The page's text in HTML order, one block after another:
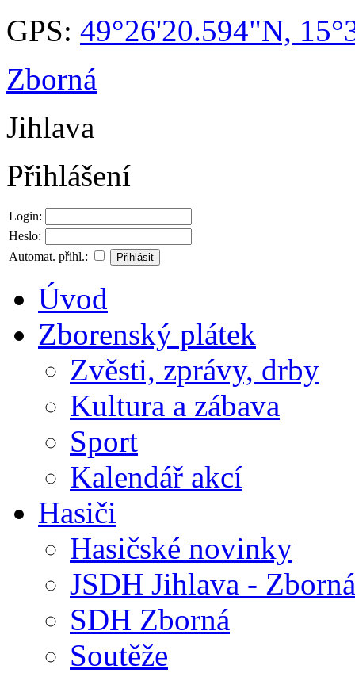
GPS: 49°26'20.594"N,
Zborná
Jihlava
Přihlášení
Login:
Heslo:
Automat. přihl.:
Úvod
Zborenský plátek
Zvěsti, zprávy, drby
Kultura a zábava
Sport
Kalendář akcí
Hasiči
Hasičské novinky
JSDH Jihlava - Zborná
SDH Zborná
Soutěže